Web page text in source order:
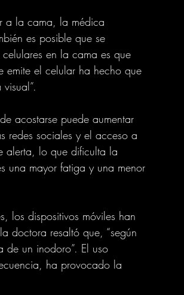
a la cama, la médica
es posible que se
en la cama es que
emite el celular ha hecho que
acostarse puede aumentar
redes sociales y el acceso a
alerta, lo que dificulta la
una mayor fatiga y una menor
los dispositivos móviles han
doctora resaltó que, “según
de un inodoro”. El uso
ha provocado la